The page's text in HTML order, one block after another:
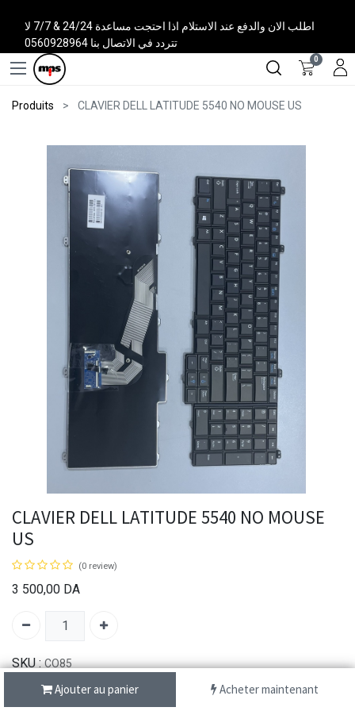
اطلب الان والدفع عند الاستلام اذا احتجت مساعدة 24/24 & 7/7 لا
تتردد في الاتصال بنا 0560928964
0
Produits CLAVIER DELL LATITUDE 5540 NO MOUSE US
Ajouter au panier Acheter maintenant
CLAVIER DELL LATITUDE 5540 NO MOUSE
US
(0 review)
3 500,00 DA
SKU : CO85
Brand: Dell